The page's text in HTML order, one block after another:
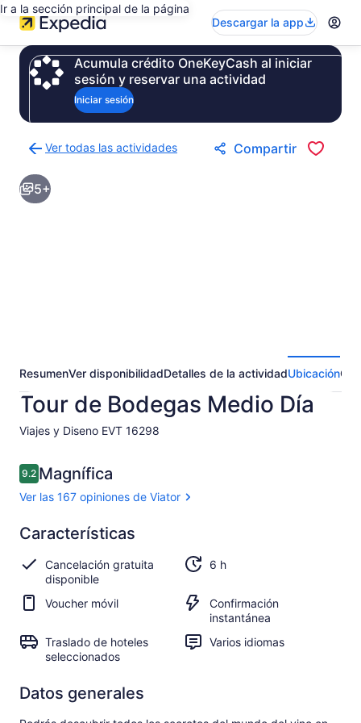
Ir a la sección principal de la página
Descargar la app
Acumula crédito OneKeyCash al iniciar
sesión y reservar una actividad
Iniciar sesión
Ver todas las actividades
a
la
página
Compartir
5+
ResumenVer disponibilidadDetalles de la actividadUbicación
Tour de Bodegas Medio Día
Viajes y Diseno EVT 16298​
Opiniones
9.29.2 de 10,
Magnífica
Ver las 167 opiniones de Viator
9.29.2 de 10
Magnífica
Ver las
167
opiniones
de Viator
Características
Cancelación gratuita
disponible
6 h
Voucher móvil
Confirmación
instantánea
Traslado de hoteles
seleccionados
Varios idiomas
Datos generales